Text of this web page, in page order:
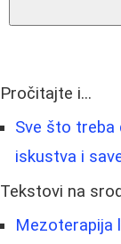
Pročitajte i...
Sve što treba
iskustva i
Tekstovi na
Mezoterapija